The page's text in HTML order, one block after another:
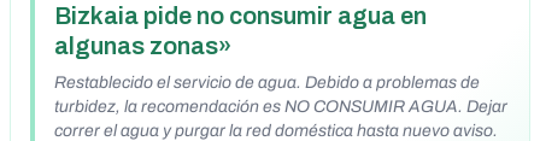
Bizkaia pide no consumir agua en
algunas zonas»
Restablecido el servicio de agua. Debido a problemas de
turbidez, la recomendación es NO CONSUMIR AGUA. Dejar
correr el agua y purgar la red doméstica hasta nuevo aviso.